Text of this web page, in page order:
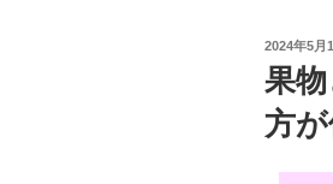
投
稿
日:
2024年5月
果
方